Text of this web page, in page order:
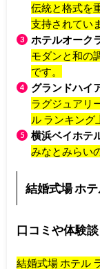
伝統と格式を
支持されてい
ホテルオーク
モダンと和の
です。
グランドハイ
ラグジュアリ
ル ランキング
横浜ベイホテ
みなとみらい
結婚式場 ホ
口コミや体験
結婚式場 ホテル